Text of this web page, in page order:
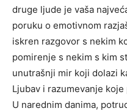
druge ljude je vaša
poruku o emotivnom
iskren razgovor s nekim
pomirenje s nekim s kim
unutrašnji mir koji dolazi
Ljubav i razumevanje
U narednim danima,